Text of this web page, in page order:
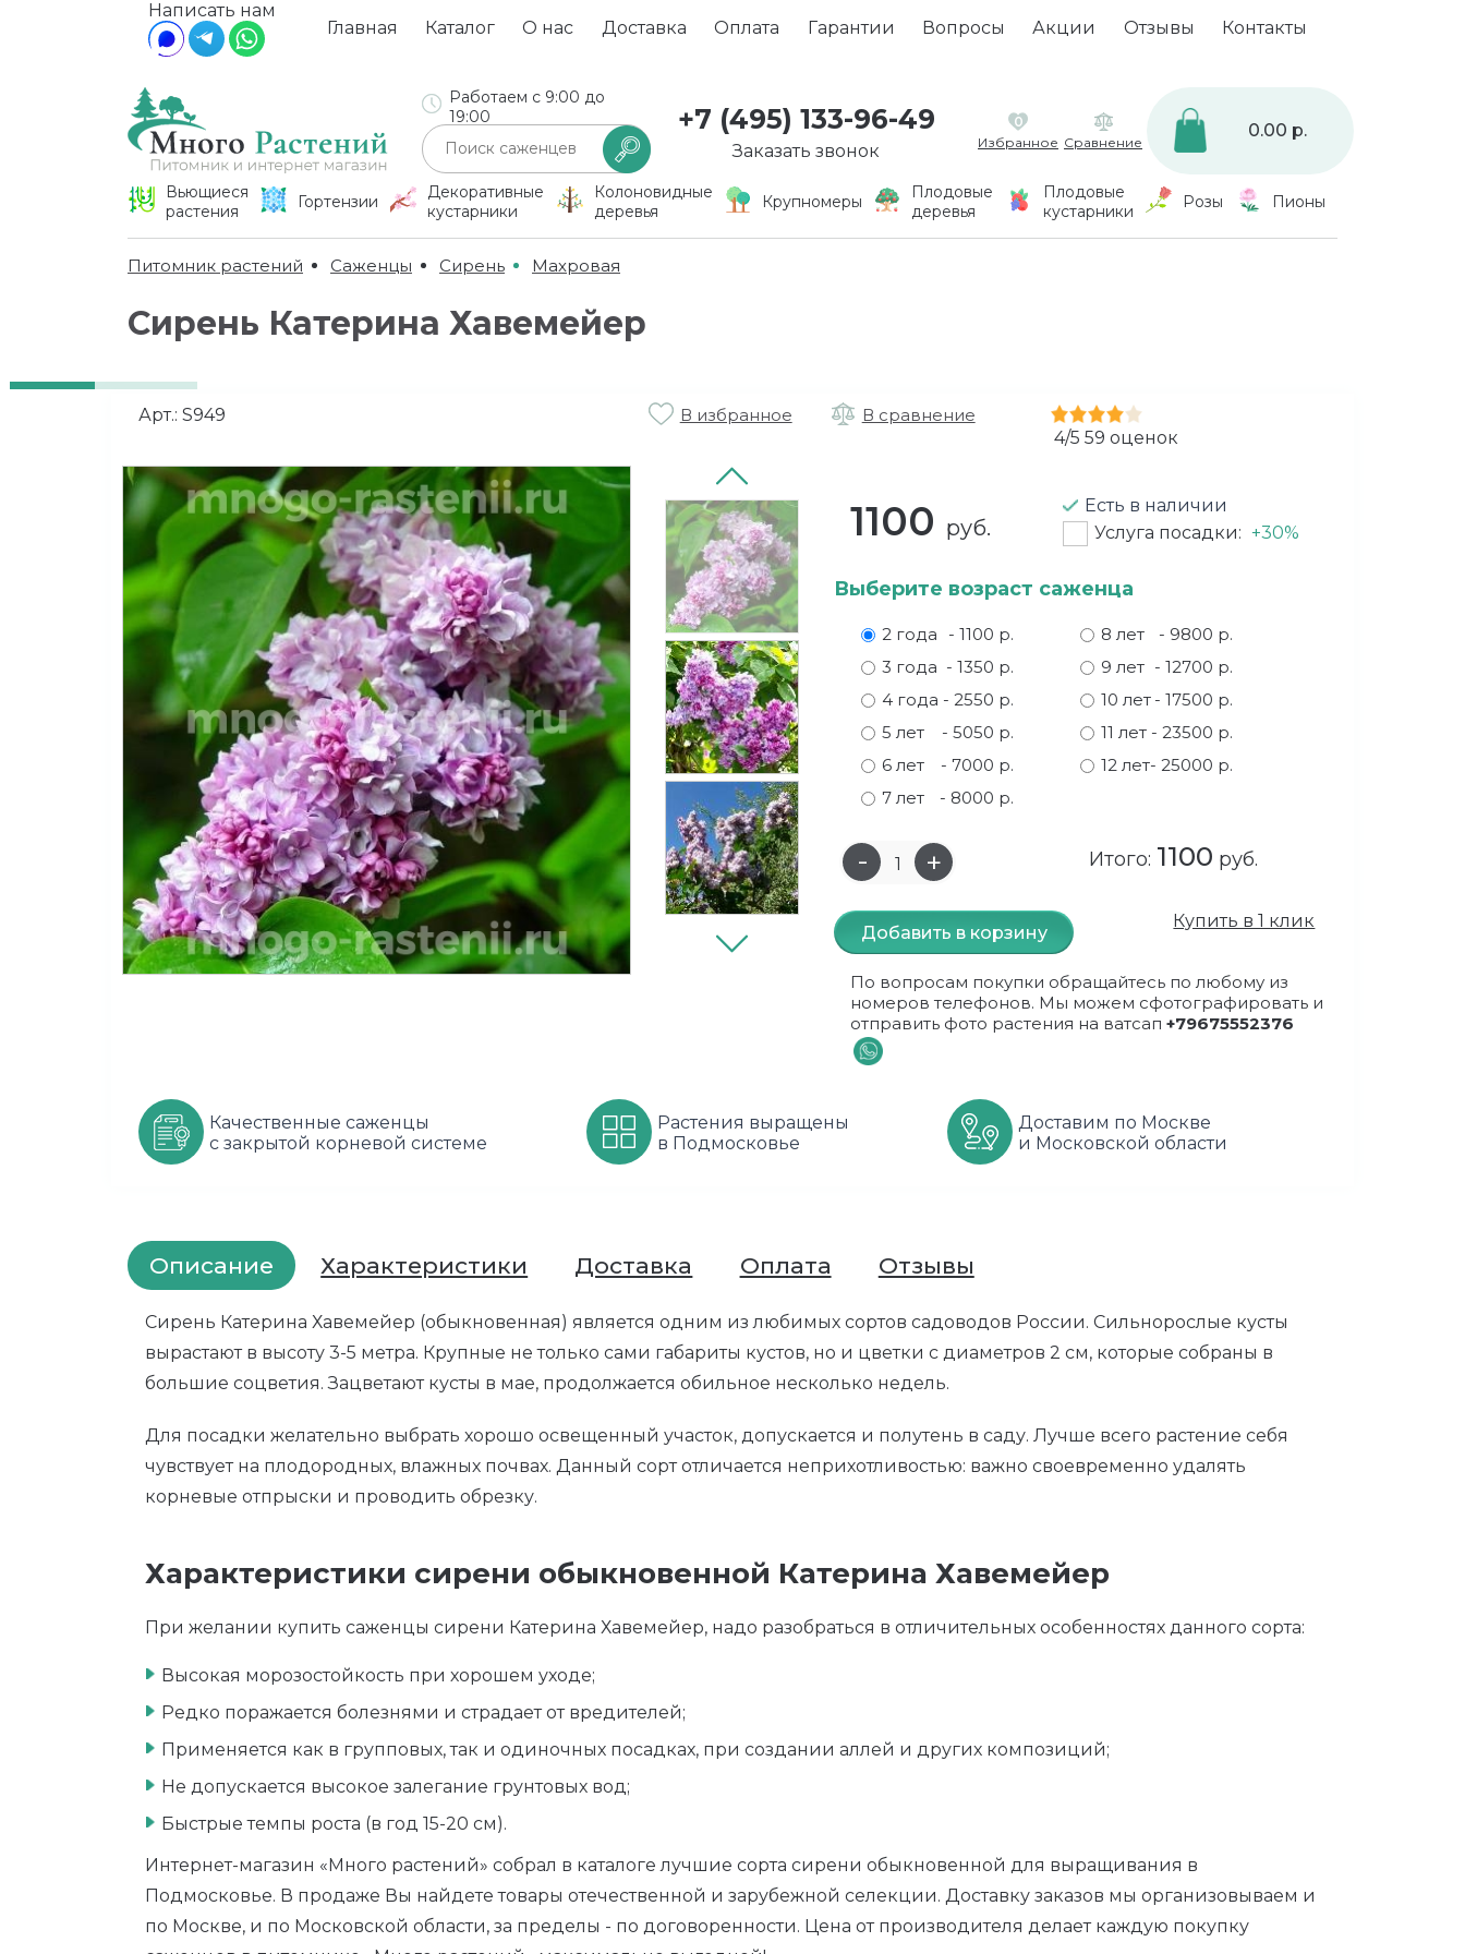
Главная Каталог О нас Доставка Оплата Гарантии Вопросы Акции Отзывы Контакты
Написать нам
Работаем с 9:00 до
19:00
+7 (495) 133-96-49
Заказать звонок
0
Избранное Сравнение
0.00 р.
Вьющиеся
растения
Гортензии
Декоративные
кустарники
Колоновидные
деревья
Крупномеры
Плодовые
деревья
Плодовые
кустарники
Розы Пионы
Питомник растений Саженцы Сирень Махровая
Сирень Катерина Хавемейер
Арт.: S949 В избранное
В сравнение
4/5 59 оценок
1100 руб.
Есть в наличии
Услуга посадки: +30%
Выберите возраст саженца
2 года
- 1100 р.
3 года - 1350 р.
4 года - 2550 р.
5 лет
- 5050 р.
6 лет
- 7000 р.
7 лет
- 8000 р.
8 лет
- 9800 р.
9 лет - 12700 р.
10 лет - 17500 р.
11 лет - 23500 р.
12 лет- 25000 р.
Итого: 1100 руб.
Добавить в корзину
Купить в 1 клик
По вопросам покупки обращайтесь по любому из
номеров телефонов. Мы можем сфотографировать и
отправить фото растения на ватсап+79675552376
Качественные саженцы
с закрытой корневой системе
Растения выращены
в Подмосковье
Доставим по Москве
и Московской области
Описание
Сирень Катерина Хавемейер (обыкновенная) является одним из любимых сортов садоводов России. Сильнорослые кусты
вырастают в высоту 3-5 метра. Крупные не только сами габариты кустов, но и цветки с диаметров 2 см, которые собраны в
большие соцветия. Зацветают кусты в мае, продолжается обильное несколько недель.
Для посадки желательно выбрать хорошо освещенный участок, допускается и полутень в саду. Лучше всего растение себя
чувствует на плодородных, влажных почвах. Данный сорт отличается неприхотливостью: важно своевременно удалять
корневые отпрыски и проводить обрезку.
Характеристики сирени обыкновенной Катерина Хавемейер
При желании купить саженцы сирени Катерина Хавемейер, надо разобраться в отличительных особенностях данного сорта:
Высокая морозостойкость при хорошем уходе;
Редко поражается болезнями и страдает от вредителей;
Применяется как в групповых, так и одиночных посадках, при создании аллей и других композиций;
Не допускается высокое залегание грунтовых вод;
Быстрые темпы роста (в год 15-20 см).
Интернет-магазин «Много растений» собрал в каталоге лучшие сорта сирени обыкновенной для выращивания в
Подмосковье. В продаже Вы найдете товары отечественной и зарубежной селекции. Доставку заказов мы организовываем и
по Москве, и по Московской области, за пределы - по договоренности. Цена от производителя делает каждую покупку
Характеристики Доставка Оплата Отзывы